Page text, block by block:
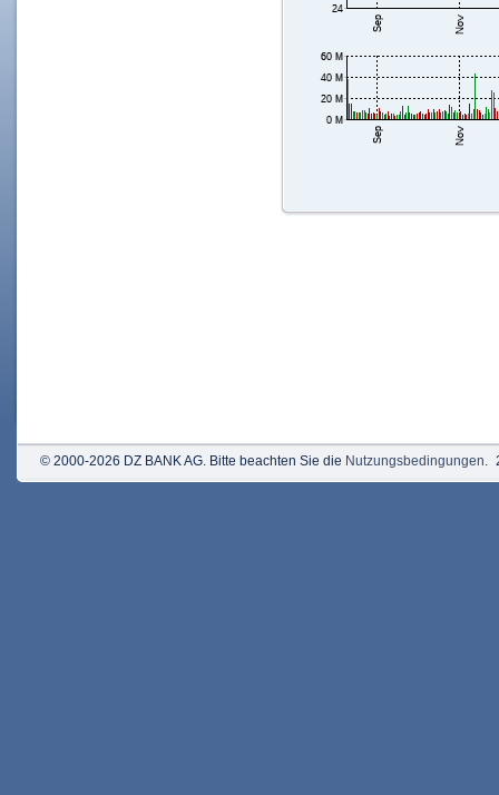
© 2000-2026 DZ BANK AG. Bitte beachten Sie die Nutzungsbedingungen.